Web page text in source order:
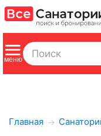
Главная →